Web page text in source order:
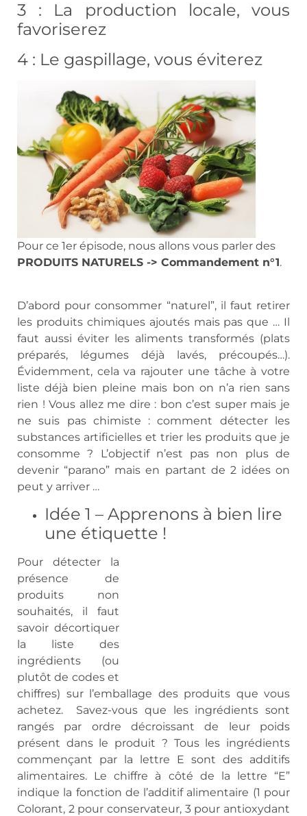
3 : La production locale, vous
favoriserez
4 : Le gaspillage, vous éviterez
Pour ce 1er épisode, nous allons vous parler des
PRODUITS NATURELS -> Commandement n°1.
D’abord pour consommer “naturel”, il faut retirer
les produits chimiques ajoutés mais pas que … Il
faut aussi éviter les aliments transformés (plats
préparés, légumes déjà lavés, précoupés…).
Évidemment, cela va rajouter une tâche à votre
liste déjà bien pleine mais bon on n’a rien sans
rien ! Vous allez me dire : bon c’est super mais je
ne suis pas chimiste : comment détecter les
substances artificielles et trier les produits que je
consomme ? L’objectif n’est pas non plus de
devenir “parano” mais en partant de 2 idées on
peut y arriver …
Idée 1 – Apprenons à bien lire
une étiquette !
Pour détecter la
présence de
produits non
souhaités, il faut
savoir décortiquer
la liste des
ingrédients (ou
plutôt de codes et
chiffres) sur l’emballage des produits que vous
achetez. Savez-vous que les ingrédients sont
rangés par ordre décroissant de leur poids
présent dans le produit ? Tous les ingrédients
commençant par la lettre E sont des additifs
alimentaires. Le chiffre à côté de la lettre “E”
indique la fonction de l’additif alimentaire (1 pour
Colorant, 2 pour conservateur, 3 pour antioxydant